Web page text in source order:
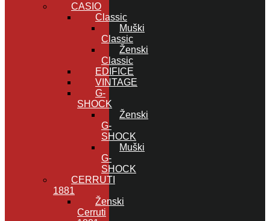
CASIO
Classic
Muški
Classic
Ženski
Classic
EDIFICE
VINTAGE
G-
SHOCK
Ženski
G-
SHOCK
Muški
G-
SHOCK
CERRUTI
1881
Ženski
Cerruti